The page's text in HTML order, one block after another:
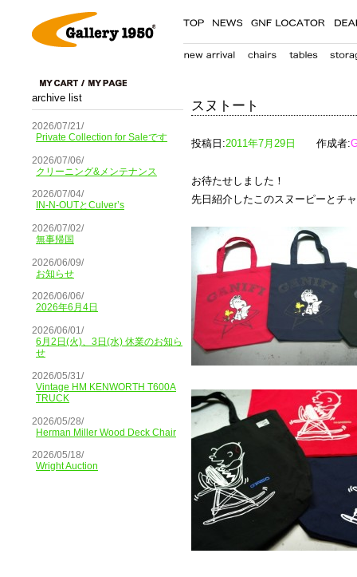
archive list
2026/07/21/
Private Collection for Saleです
2026/07/06/
クリーニング&メンテナンス
2026/07/04/
IN-N-OUTとCulver’s
2026/07/02/
無事帰国
2026/06/09/
お知らせ
2026/06/06/
2026年6月4日
2026/06/01/
6月2日(火)、3日(水) 休業のお知ら
せ
2026/05/31/
Vintage HM KENWORTH T600A
TRUCK
2026/05/28/
Herman Miller Wood Deck Chair
2026/05/18/
Wright Auction
スヌトート
投稿日:2011年7月29日 作成者:
お待たせしました！
先日紹介したこのスヌーピーとチ